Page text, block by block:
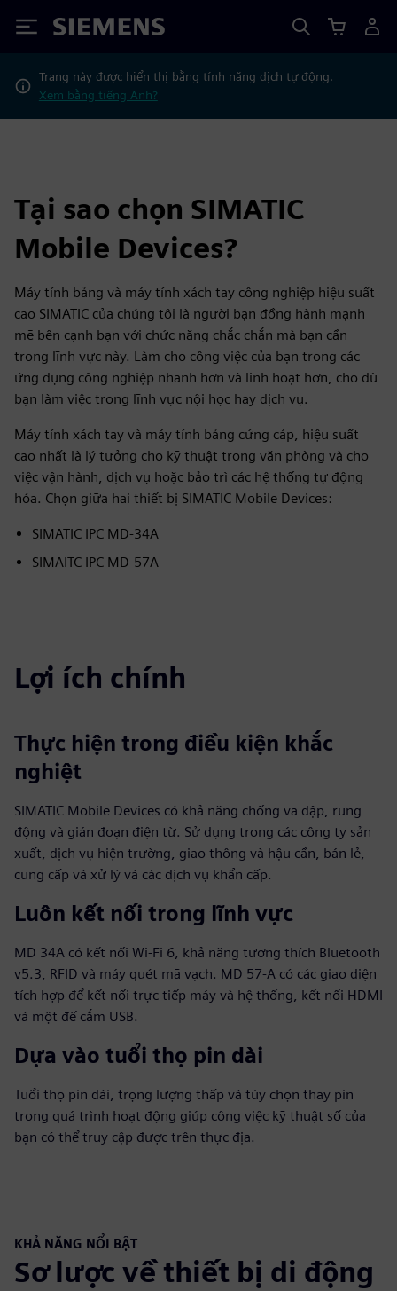
Siemens
Trang này được hiển thị bằng tính năng dịch tự động.
Xem bằng tiếng Anh?
Tại sao chọn SIMATIC
Mobile Devices?
Máy tính bảng và máy tính xách tay công nghiệp hiệu suất
cao SIMATIC của chúng tôi là người bạn đồng hành mạnh
mẽ bên cạnh bạn với chức năng chắc chắn mà bạn cần
trong lĩnh vực này. Làm cho công việc của bạn trong các
ứng dụng công nghiệp nhanh hơn và linh hoạt hơn, cho dù
bạn làm việc trong lĩnh vực nội học hay dịch vụ.
Máy tính xách tay và máy tính bảng cứng cáp, hiệu suất
cao nhất là lý tưởng cho kỹ thuật trong văn phòng và cho
việc vận hành, dịch vụ hoặc bảo trì các hệ thống tự động
hóa. Chọn giữa hai thiết bị SIMATIC Mobile Devices:
SIMATIC IPC MD-34A
SIMAITC IPC MD-57A
Lợi ích chính
Thực hiện trong điều kiện khắc
nghiệt
SIMATIC Mobile Devices có khả năng chống va đập, rung
động và gián đoạn điện từ. Sử dụng trong các công ty sản
xuất, dịch vụ hiện trường, giao thông và hậu cần, bán lẻ,
cung cấp và xử lý và các dịch vụ khẩn cấp.
Luôn kết nối trong lĩnh vực
MD 34A có kết nối Wi-Fi 6, khả năng tương thích Bluetooth
v5.3, RFID và máy quét mã vạch. MD 57-A có các giao diện
tích hợp để kết nối trực tiếp máy và hệ thống, kết nối HDMI
và một đế cắm USB.
Dựa vào tuổi thọ pin dài
Tuổi thọ pin dài, trọng lượng thấp và tùy chọn thay pin
trong quá trình hoạt động giúp công việc kỹ thuật số của
bạn có thể truy cập được trên thực địa.
KHẢ NĂNG NỔI BẬT
Sơ lược về thiết bị di động